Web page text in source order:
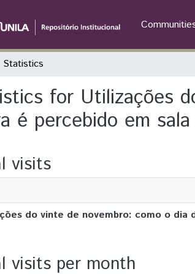
Statistics
for Utilizações
é percebido em
visits
do vinte de novembro: como o dia
visits per month